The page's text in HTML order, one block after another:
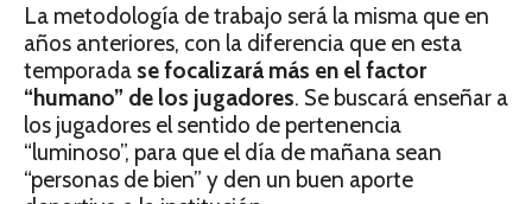
La metodología de trabajo será la misma que en
años anteriores, con la diferencia que en esta
temporada se focalizará más en el factor
“humano” de los jugadores. Se buscará enseñar a
los jugadores el sentido de pertenencia
“luminoso”, para que el día de mañana sean
“personas de bien” y den un buen aporte